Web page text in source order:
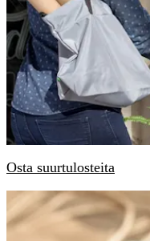
Osta suurtulosteita